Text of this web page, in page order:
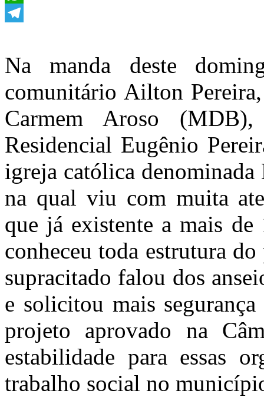
WhatsApp
Na manda deste
comunitário Ailton
Carmem Aroso
Residencial Eugênio
igreja católica
na qual viu com muita
que já existente a mais
conheceu toda estrutura
supracitado falou dos
e solicitou mais
projeto aprovado na
estabilidade para essas
trabalho social no